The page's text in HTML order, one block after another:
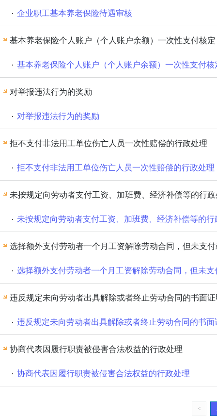
企业职工基本养老保险待遇审核
基本养老保险个人账户（个人账户余额）一次性支付核定
基本养老保险个人账户（个人账户余额）一次性支付核
对举报违法行为的奖励
对举报违法行为的奖励
拒不支付非法用工单位伤亡人员一次性赔偿的行政处理
拒不支付非法用工单位伤亡人员一次性赔偿的行政处理
未按规定向劳动者支付工资、加班费、经济补偿等的行
未按规定向劳动者支付工资、加班费、经济补偿等的行
选择额外支付劳动者一个月工资解除劳动合同，但未支
选择额外支付劳动者一个月工资解除劳动合同，但未
违反规定未向劳动者出具解除或者终止劳动合同的书面
违反规定未向劳动者出具解除或者终止劳动合同的书
协商代表因履行职责被侵害合法权益的行政处理
协商代表因履行职责被侵害合法权益的行政处理
<